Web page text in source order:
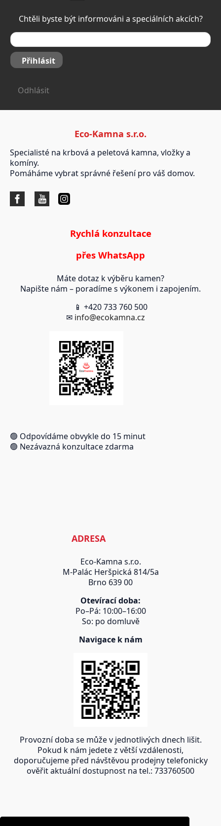
Chtěli byste být informováni a speciálních akcích?
Přihlásit
Odhlásit
Eco-Kamna s.r.o.
Specialisté na krbová a peletová kamna, vložky a
komíny.
Pomáháme vybrat správné řešení pro váš domov.
Rychlá konzultace
přes WhatsApp
Máte dotaz k výběru kamen?
Napište nám – poradíme s výkonem i zapojením.
📱 +420 733 760 500
✉ info@ecokamna.cz
🟢 Odpovídáme obvykle do 15 minut
🟢 Nezávazná konzultace zdarma
ADRESA
Eco-Kamna s.r.o.
M-Palác Heršpická 814/5a
Brno 639 00
Otevírací doba:
Po–Pá: 10:00–16:00
So: po domluvě
Navigace k nám
Provozní doba se může v jednotlivých dnech lišit.
Pokud k nám jedete z větší vzdálenosti,
doporučujeme před návštěvou prodejny telefonicky
ověřit aktuální dostupnost na tel.: 733760500